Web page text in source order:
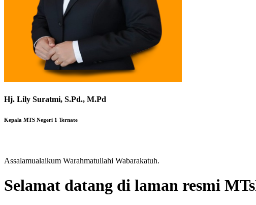
Hj. Lily Suratmi, S.Pd., M.Pd
Kepala MTS Negeri 1 Ternate
Assalamualaikum Warahmatullahi Wabarakatuh.
​Selamat datang di laman resmi